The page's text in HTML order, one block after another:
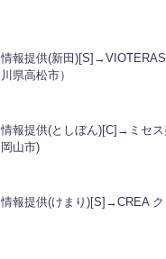
情報提供(新田
川県高松市）
情報提供(としぼん)[C]→ミセ
岡山市)
情報提供(けまり)[S]→CREA ク